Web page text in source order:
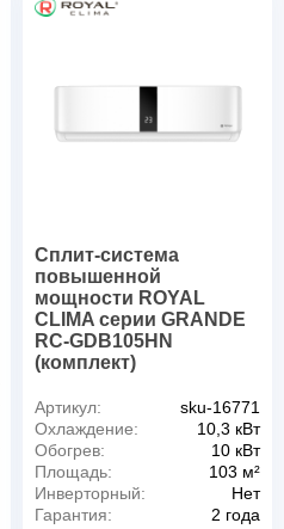
Сплит-система
повышенной
мощности ROYAL
CLIMA серии GRANDE
RC-GDB105HN
(комплект)
Артикул:
sku-16771
Охлаждение:
10,3 кВт
Обогрев:
10 кВт
Площадь:
103 м²
Инверторный:
Нет
Гарантия:
2 года